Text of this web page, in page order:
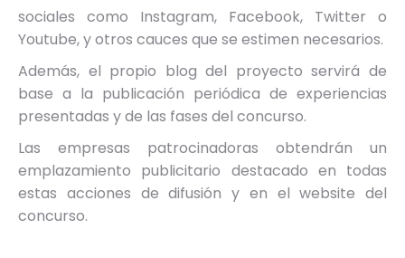
sociales como Instagram, Facebook, Twitter o
Youtube, y otros cauces que se estimen necesarios.
Además, el propio blog del proyecto servirá de
base a la publicación periódica de experiencias
presentadas y de las fases del concurso.
Las empresas patrocinadoras obtendrán un
emplazamiento publicitario destacado en todas
estas acciones de difusión y en el website del
concurso.